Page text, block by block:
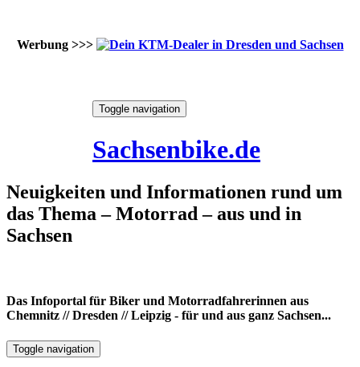
Werbung >>>
Toggle navigation
Sachsenbike.de
Neuigkeiten und Informationen rund um
das Thema – Motorrad – aus und in
Sachsen
Das Infoportal für Biker und Motorradfahrerinnen aus
Chemnitz // Dresden // Leipzig - für und aus ganz Sachsen...
Toggle navigation